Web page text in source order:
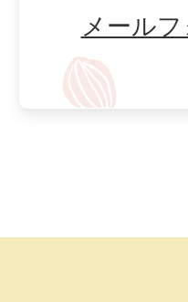
メール